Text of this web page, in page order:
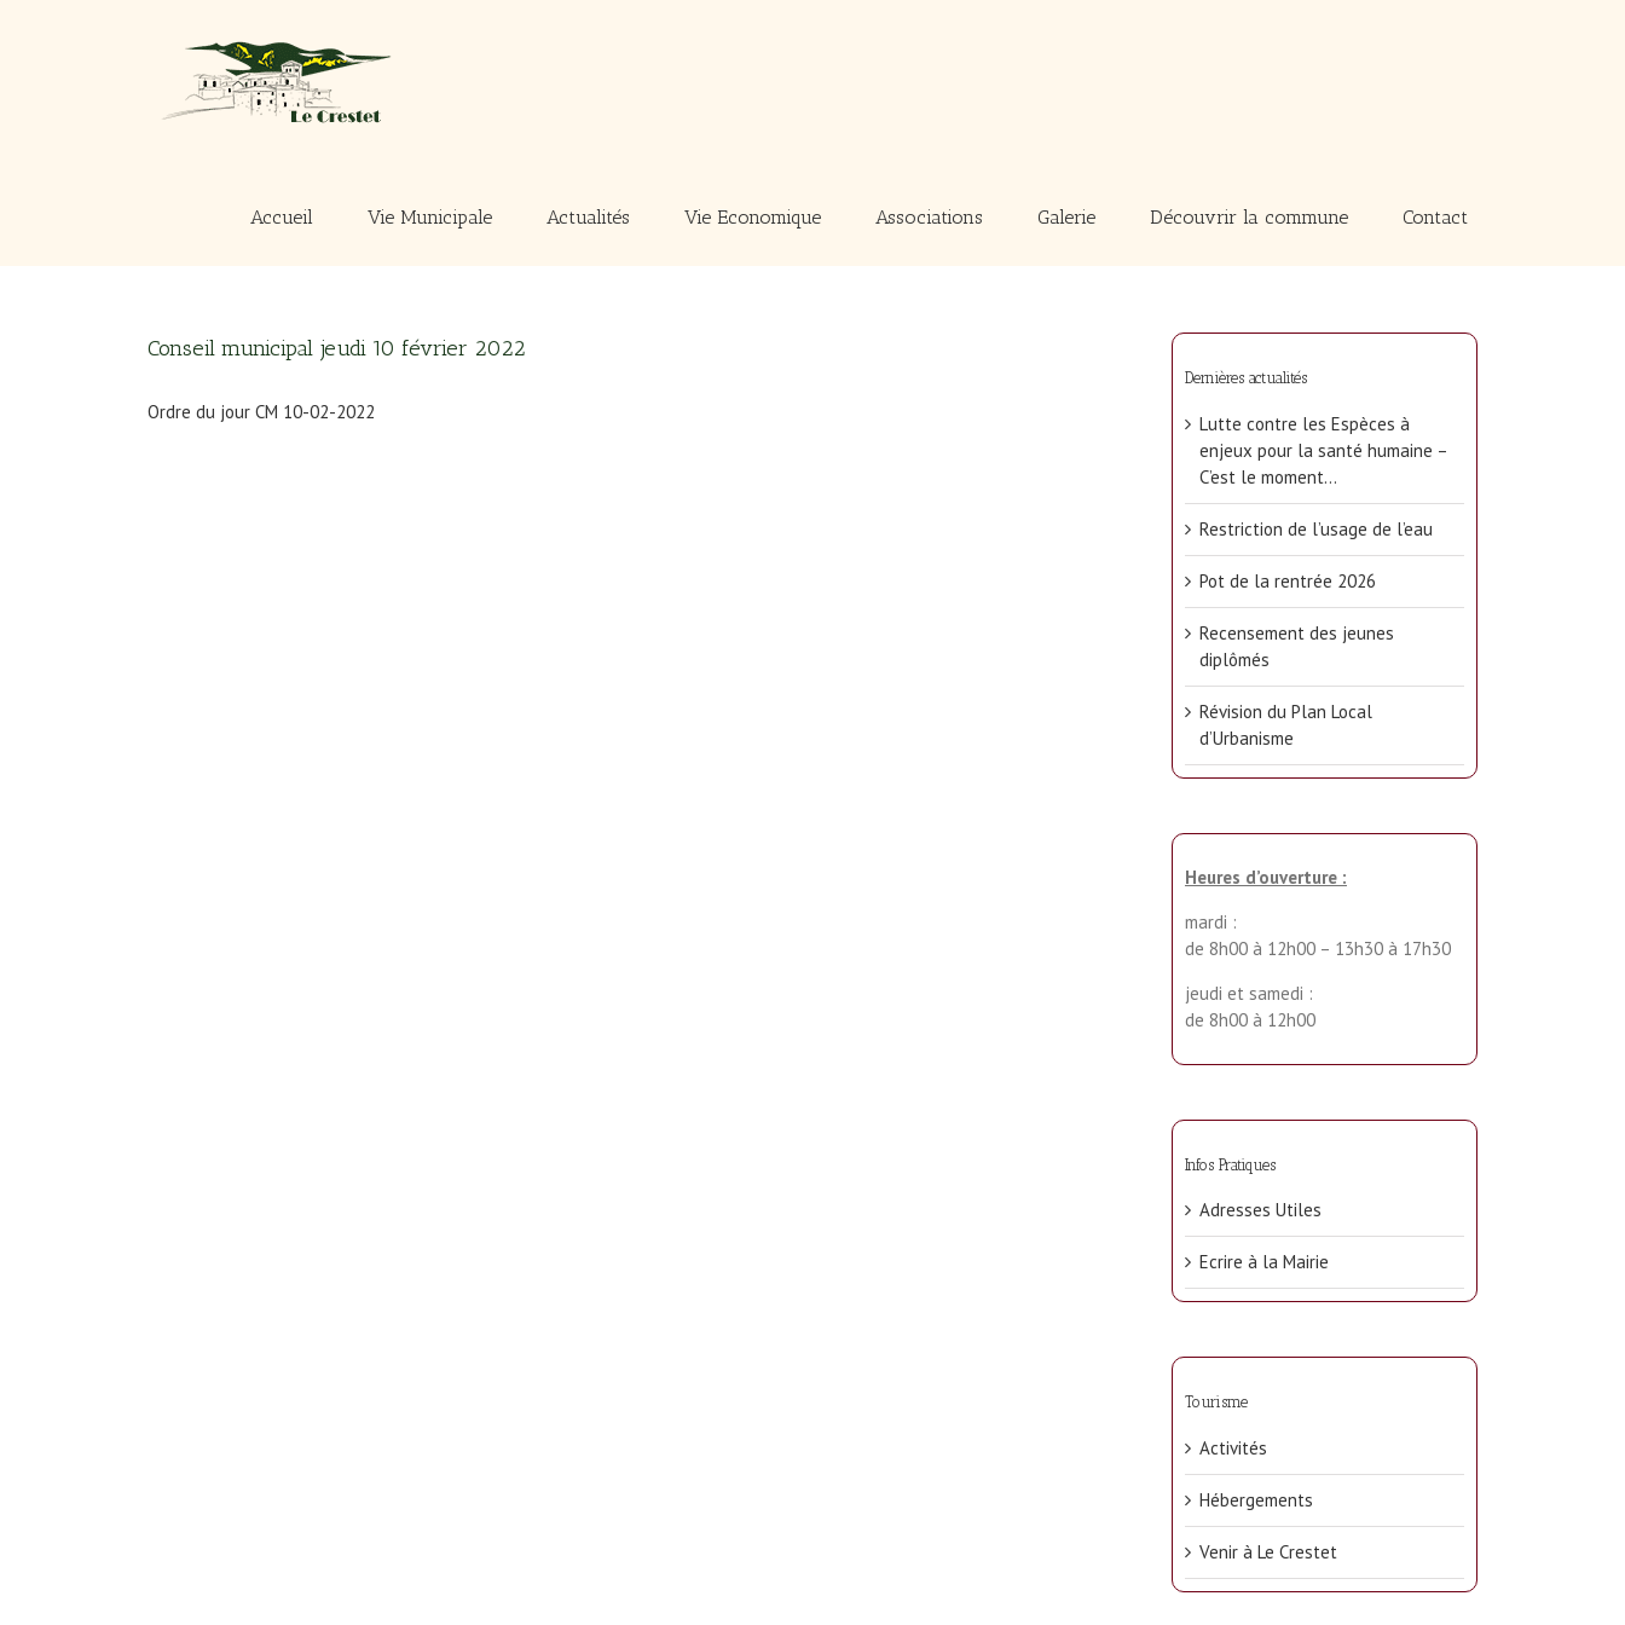
Accueil Vie Municipale Actualités Vie Economique Associations Galerie Découvrir la commune Contact
Conseil municipal jeudi 10 février 2022
Ordre du jour CM 10-02-2022
Dernières actualités
Lutte contre les Espèces à
enjeux pour la santé humaine –
C’est le moment…
Restriction de l’usage de l’eau
Pot de la rentrée 2026
Recensement des jeunes
diplômés
Révision du Plan Local
d’Urbanisme
Heures d’ouverture :
mardi :
de 8h00 à 12h00 – 13h30 à 17h30
jeudi et samedi :
de 8h00 à 12h00
Infos Pratiques
Adresses Utiles
Ecrire à la Mairie
Tourisme
Activités
Hébergements
Venir à Le Crestet